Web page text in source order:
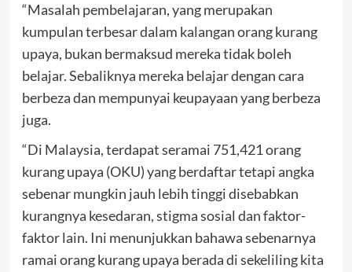
“Masalah pembelajaran, yang merupakan
kumpulan terbesar dalam kalangan orang kurang
upaya, bukan bermaksud mereka tidak boleh
belajar. Sebaliknya mereka belajar dengan cara
berbeza dan mempunyai keupayaan yang berbeza
juga.
“Di Malaysia, terdapat seramai 751,421 orang
kurang upaya (OKU) yang berdaftar tetapi angka
sebenar mungkin jauh lebih tinggi disebabkan
kurangnya kesedaran, stigma sosial dan faktor-
faktor lain. Ini menunjukkan bahawa sebenarnya
ramai orang kurang upaya berada di sekeliling kita